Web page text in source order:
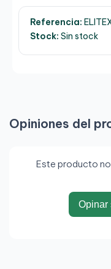
Referencia:
Stock: Sin stock
Opiniones del
Este producto no
Opinar